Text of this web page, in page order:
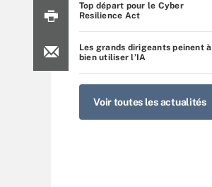
Top départ pour le Cyber
Resilience Act
Les grands dirigeants peinent à
bien utiliser l’IA
Voir toutes les actualités